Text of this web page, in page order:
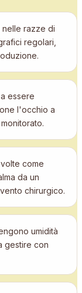
nelle razze di
regolari,
essere
l'occhio a
come
da un
chirurgico.
umidità
gestire con